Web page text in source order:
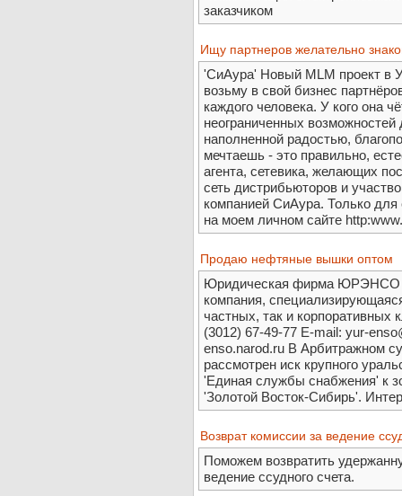
заказчиком
Ищу партнеров желательно
'СиАура' Новый MLM проект в
возьму в свой бизнес
каждого человека. У кого она
неограниченных
наполненной радостью,
мечтаешь - это правильно,
агента, сетевика, желающих
сеть дистрибьюторов и
компанией СиАура. Только для
на моем личном сайте
Продаю нефтяные вышки оптом
Юридическая фирма ЮРЭНСО
компания,
частных, так и корпоративных
(3012) 67-49-77 E-mail: yur-
enso.narod.ru В Арбитражном
рассмотрен иск крупного
'Единая службы снабжения' к
'Золотой Восток-Сибирь'.
Возврат комиссии за ведение
Поможем возвратить
ведение ссудного счета.